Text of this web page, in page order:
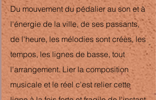
Du mouvement du pédalier au son et à
l'énergie de la ville, de ses passants,
de l'heure, les mélodies sont crées, les
tempos, les lignes de basse, tout
l'arrangement. Lier la composition
musicale et le réel c'est relier cette